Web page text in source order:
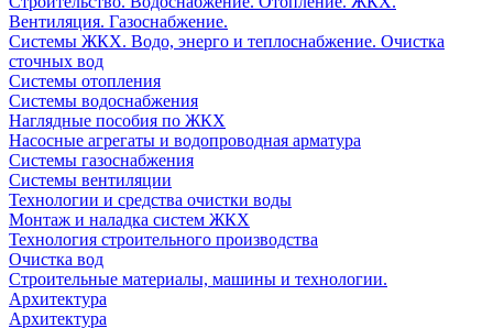
Вентиляция. Газоснабжение.
Системы ЖКХ. Водо, энерго и теплоснабжение. Очистка
сточных вод
Системы отопления
Системы водоснабжения
Наглядные пособия по ЖКХ
Насосные агрегаты и водопроводная арматура
Системы газоснабжения
Системы вентиляции
Технологии и средства очистки воды
Монтаж и наладка систем ЖКХ
Технология строительного производства
Очистка вод
Строительные материалы, машины и технологии.
Архитектура
Архитектура